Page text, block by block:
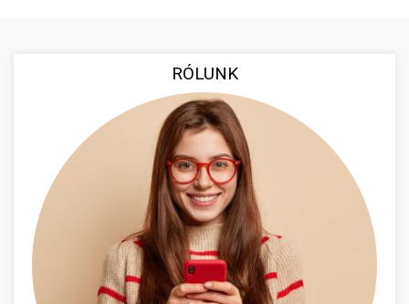
RÓLUNK